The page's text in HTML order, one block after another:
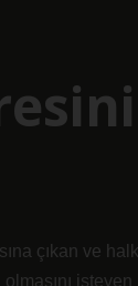
çıkan ve